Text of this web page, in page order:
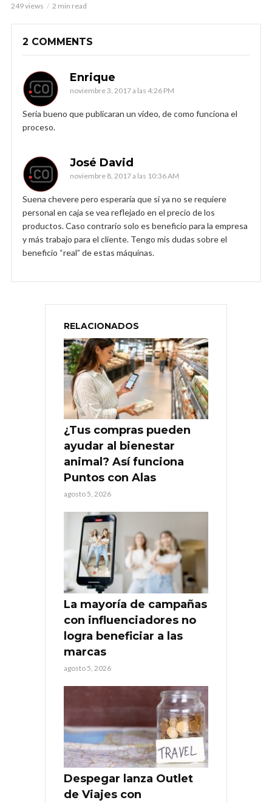
249 views 2 min read
2 COMMENTS
Enrique
noviembre 3, 2017 a las 4:26 PM
Seria bueno que publicaran un video, de como funciona el
proceso.
José David
noviembre 8, 2017 a las 10:36 AM
Suena chevere pero esperaría que si ya no se requiere
personal en caja se vea reflejado en el precio de los
productos. Caso contrario solo es beneficio para la empresa
y más trabajo para el cliente. Tengo mis dudas sobre el
beneficio “real” de estas máquinas.
RELACIONADOS
¿Tus compras pueden
ayudar al bienestar
animal? Así funciona
Puntos con Alas
agosto 5, 2026
La mayoría de campañas
con influenciadores no
logra beneficiar a las
marcas
agosto 5, 2026
Despegar lanza Outlet
de Viajes con